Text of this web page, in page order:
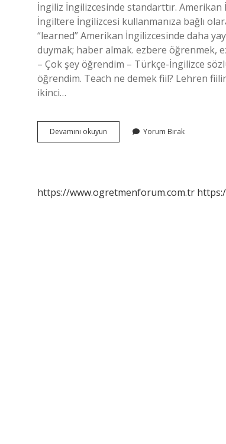
İngiliz İngilizcesinde standarttır. Amerikan
İngiltere İngilizcesi kullanmanıza bağlı
“learned” Amerikan İngilizcesinde daha
duymak; haber almak. ezbere öğrenmek,
– Çok şey öğrendim – Türkçe-İngilizce
öğrendim. Teach ne demek fiil? Lehren
ikinci…
Devamını okuyun Learned
Ne
Yorum Bırak
https://www.ogretmenforum.com.tr